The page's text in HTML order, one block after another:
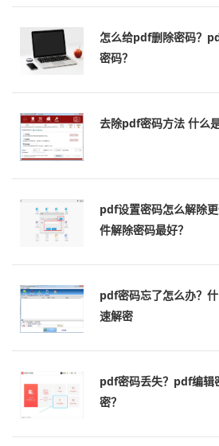
怎么给pdf删除密码？
密码？
去除pdf密码方法 什么
pdf设置密码怎么解除
件解除密码最好？
pdf密码忘了怎么办？
速解密
pdf密码丢失？pdf编辑
密？